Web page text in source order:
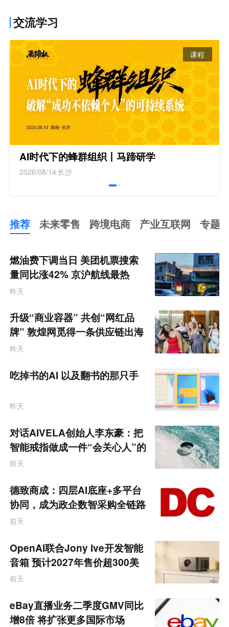
交流学习
课程
AI时代下的蜂群组织丨马蹄研学
2026/08/14长沙
推荐 未来零售 跨境电商 产业互联网 专题
未
来
零
售
跨
境
商
产
业
互
联
网
题
燃油费下调当日 美团机票搜索
量同比涨42% 京沪航线最热
昨天
升级“商业容器” 共创“网红品
牌” 敦煌网觅得一条供应链出海
的新路径
昨天
吃掉书的AI 以及翻书的那只手
昨天
对话AIVELA创始人李东豪：把
智能戒指做成一件“会关心人”的
饰品
前天
德致商成：四层AI底座+多平台
协同，成为政企数智采购全链路
服务商
前天
OpenAI联合Jony Ive开发智能
音箱 预计2027年售价超300美
元
前天
eBay直播业务二季度GMV同比
增8倍 将扩张更多国际市场